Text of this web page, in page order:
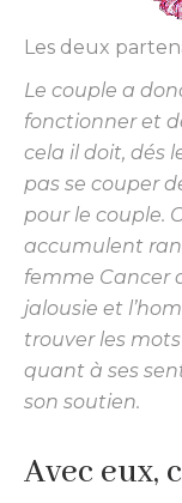
Les deux
Le couple a
fonctionner et
cela il doit, dés
pas se couper
pour le couple.
accumulent
femme Cancer
jalousie et
trouver les
quant à ses
son soutien.
Avec eux,